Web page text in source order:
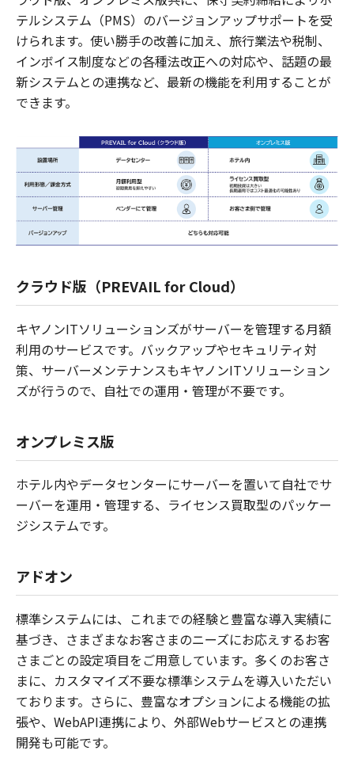
テルシステム（PMS）のバージョンアップサポートを受
けられます。使い勝手の改善に加え、旅行業法や税制、
インボイス制度などの各種法改正への対応や、話題の最
新システムとの連携など、最新の機能を利用することが
できます。
クラウド版（PREVAIL for Cloud）
キヤノンITソリューションズがサーバーを管理する月額
利用のサービスです。バックアップやセキュリティ対
策、サーバーメンテナンスもキヤノンITソリューション
ズが行うので、自社での運用・管理が不要です。
オンプレミス版
ホテル内やデータセンターにサーバーを置いて自社でサ
ーバーを運用・管理する、ライセンス買取型のパッケー
ジシステムです。
アドオン
標準システムには、これまでの経験と豊富な導入実績に
基づき、さまざまなお客さまのニーズにお応えするお客
さまごとの設定項目をご用意しています。多くのお客さ
まに、カスタマイズ不要な標準システムを導入いただい
ております。さらに、豊富なオプションによる機能の拡
張や、WebAPI連携により、外部Webサービスとの連携
開発も可能です。